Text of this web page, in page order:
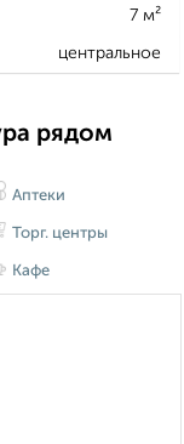
7 м²
центральное
рядом
Аптеки
Торг. центры
Кафе